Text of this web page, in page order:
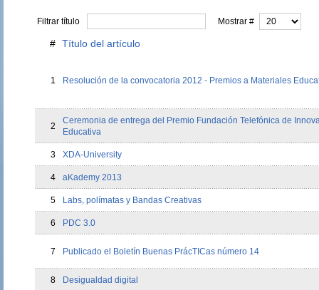
Filtrar título Mostrar #
# Título del artículo
1 Resolución de la convocatoria 2012 - Premios a Materiales
2
Ceremonia de entrega del Premio Fundación Telefónica de
Educativa
3 XDA-University
4 aKademy 2013
5 Labs, polímatas y Bandas Creativas
6 PDC 3.0
7 Publicado el Boletín Buenas PrácTICas número 14
8 Desigualdad digital